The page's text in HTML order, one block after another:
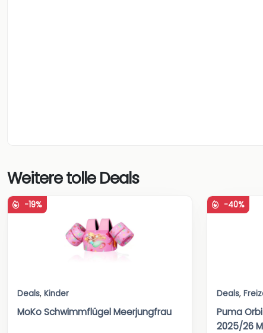
Weitere tolle Deals
-19%
Deals, Kinder
MoKo Schwimmflügel Meerjungfrau
-40%
Deals,
Puma
2025/26